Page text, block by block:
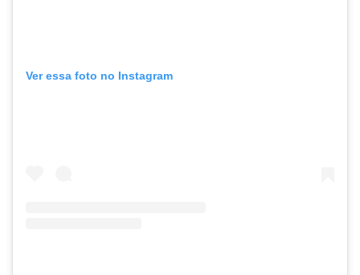
Ver essa foto no Instagram